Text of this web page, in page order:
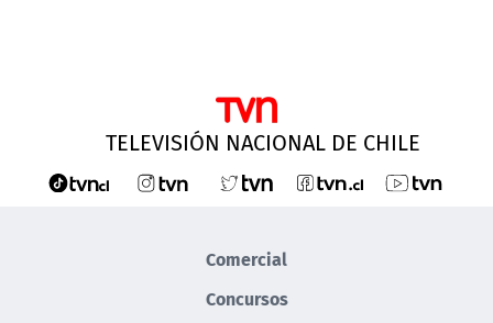
TELEVISIÓN NACIONAL DE CHILE
Comercial
Concursos